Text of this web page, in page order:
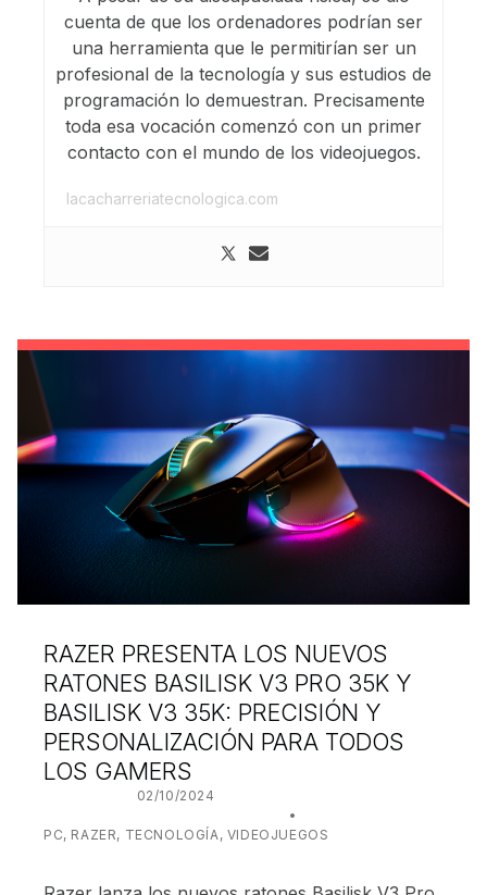
cuenta de que los ordenadores podrían ser
una herramienta que le permitirían ser un
profesional de la tecnología y sus estudios de
programación lo demuestran. Precisamente
toda esa vocación comenzó con un primer
contacto con el mundo de los videojuegos.
lacacharreriatecnologica.com
RAZER PRESENTA LOS NUEVOS
RATONES BASILISK V3 PRO 35K Y
BASILISK V3 35K: PRECISIÓN Y
PERSONALIZACIÓN PARA TODOS
LOS GAMERS
02/10/2024
PC, RAZER, TECNOLOGÍA, VIDEOJUEGOS